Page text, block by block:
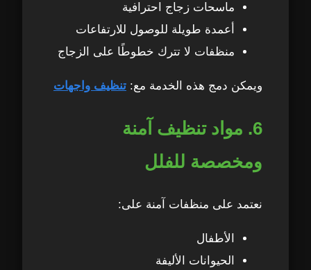
ماسحات زجاج احترافية
أعمدة طويلة للوصول للارتفاعات
منظفات لا تترك خطوطًا على الزجاج
ويمكن دمج هذه الخدمة مع: تنظيف واجهات
6. مواد تنظيف آمنة
ومخصصة للفلل
نعتمد على منظفات آمنة على:
الأطفال
الحيوانات الأليفة